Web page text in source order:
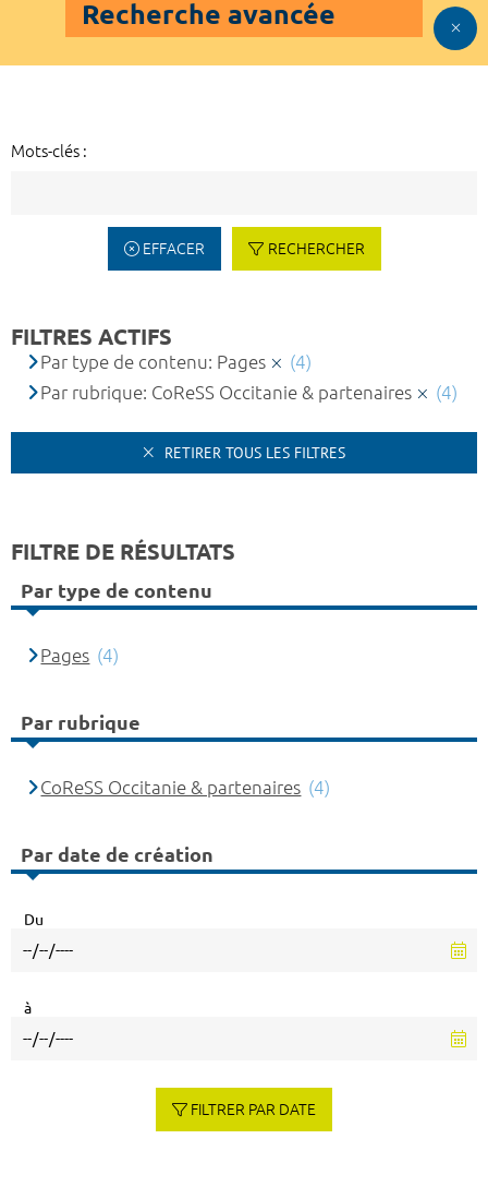
Recherche avancée
Mots-clés :
EFFACER RECHERCHER
FILTRES ACTIFS
Par type de contenu: Pages
(4)
Par rubrique: CoReSS Occitanie & partenaires
(4)
RETIRER TOUS LES FILTRES
FILTRE DE RÉSULTATS
Par type de contenu
Pages (4)
Par rubrique
CoReSS Occitanie & partenaires (4)
Par date de création
Du
à
FILTRER PAR DATE